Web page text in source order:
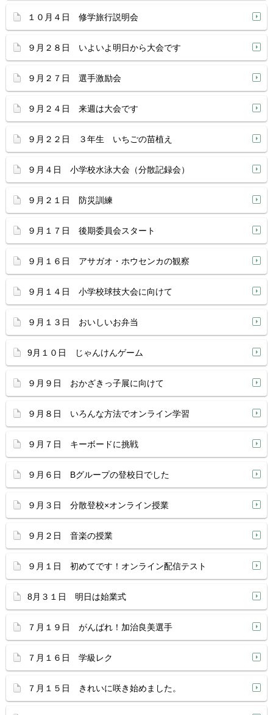
１０月４日 修学旅行説明会
９月２８日 いよいよ明日から大会です
９月２７日 選手激励会
９月２４日 来週は大会です
９月２２日 ３年生 いちごの苗植え
９月４日 小学校水泳大会（分散記録会）
９月２１日 防災訓練
９月１７日 後期委員会スタート
９月１６日 アサガオ・ホウセンカの観察
９月１４日 小学校球技大会に向けて
９月１３日 おいしいお弁当
9月１０日 じゃんけんゲーム
９月９日 おかざきっ子展に向けて
９月８日 いろんな方法でオンライン学習
９月７日 キーボードに挑戦
９月６日 Bグループの登校日でした
９月３日 分散登校×オンライン授業
９月２日 音楽の授業
９月１日 初めてです！オンライン配信テスト
8月３１日 明日は始業式
７月１９日 がんばれ！加治良美選手
７月１６日 学級レク
７月１５日 きれいに咲き始めました。